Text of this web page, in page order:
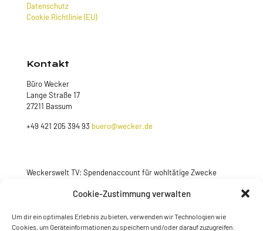
Cookie-Zustimmung verwalten
Um dir ein optimales Erlebnis zu bieten, verwenden wir Technologien wie
Cookies, um Geräteinformationen zu speichern und/oder darauf zuzugreifen.
Datenschutz
Cookie Richtlinie (EU)
Kontakt
Büro Wecker
Lange Straße 17
27211 Bassum
+49 421 205 394 93 buero@wecker.de
Weckerswelt TV: Spendenaccount für wohltätige Zwecke
Jetzt spenden